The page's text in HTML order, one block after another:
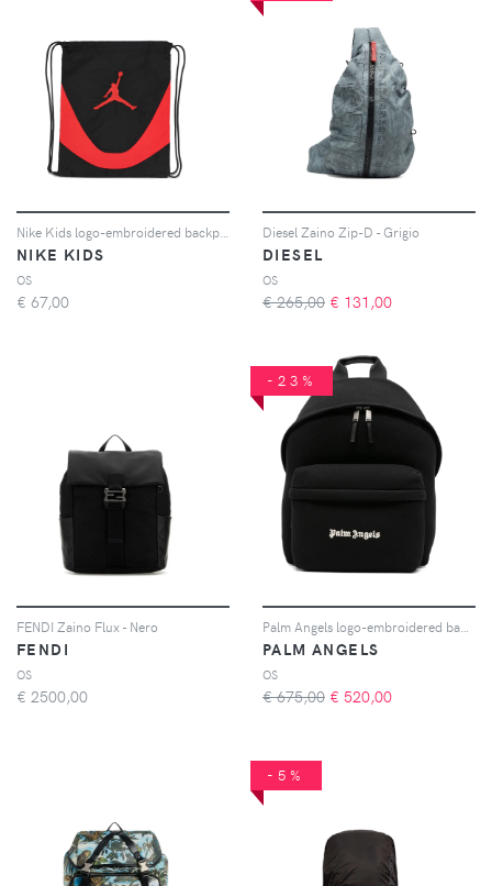
NIKE KIDS
OS
€ 67,00
Diesel Zaino Zip-D - Grigio
DIESEL
OS
€ 265,00 € 131,00
FENDI Zaino Flux - Nero
FENDI
OS
€ 2500,00
-23%
PALM ANGELS
OS
€ 675,00 € 520,00
-5%